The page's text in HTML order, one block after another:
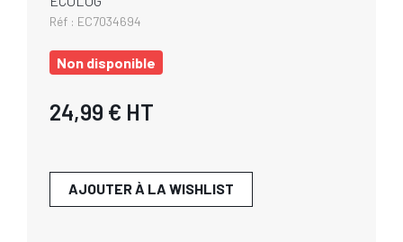
Réf : EC7034694
Non disponible
24,99 € HT
AJOUTER À LA WISHLIST